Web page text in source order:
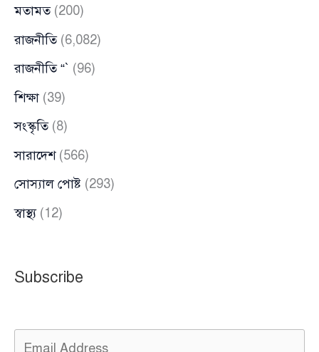
মতামত(200)
রাজনীতি(6,082)
রাজনীতি “` (96)
শিক্ষা (39)
সংস্কৃতি(8)
সারাদেশ(566)
সোস্যাল পোষ্ট (293)
স্বাস্থ্য(12)
Subscribe